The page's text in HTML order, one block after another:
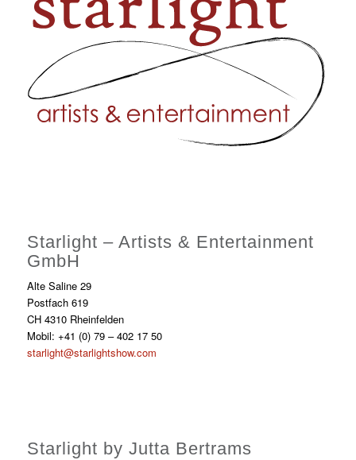
Starlight – Artists & Entertainment
GmbH
Alte Saline 29
Postfach 619
CH 4310 Rheinfelden
Mobil: +41 (0) 79 – 402 17 50
starlight@starlightshow.com
Starlight by Jutta Bertrams